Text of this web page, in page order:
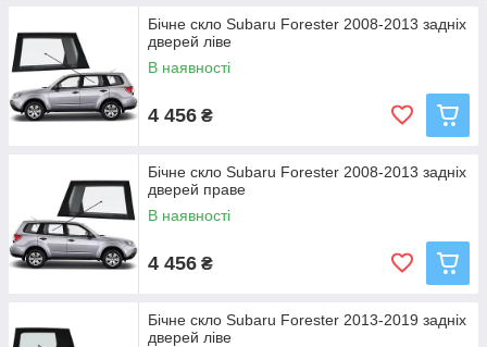
Бічне скло Subaru Forester 2008-2013 задніх
дверей ліве
В наявності
4 456 ₴
Бічне скло Subaru Forester 2008-2013 задніх
дверей праве
В наявності
4 456 ₴
Бічне скло Subaru Forester 2013-2019 задніх
дверей ліве